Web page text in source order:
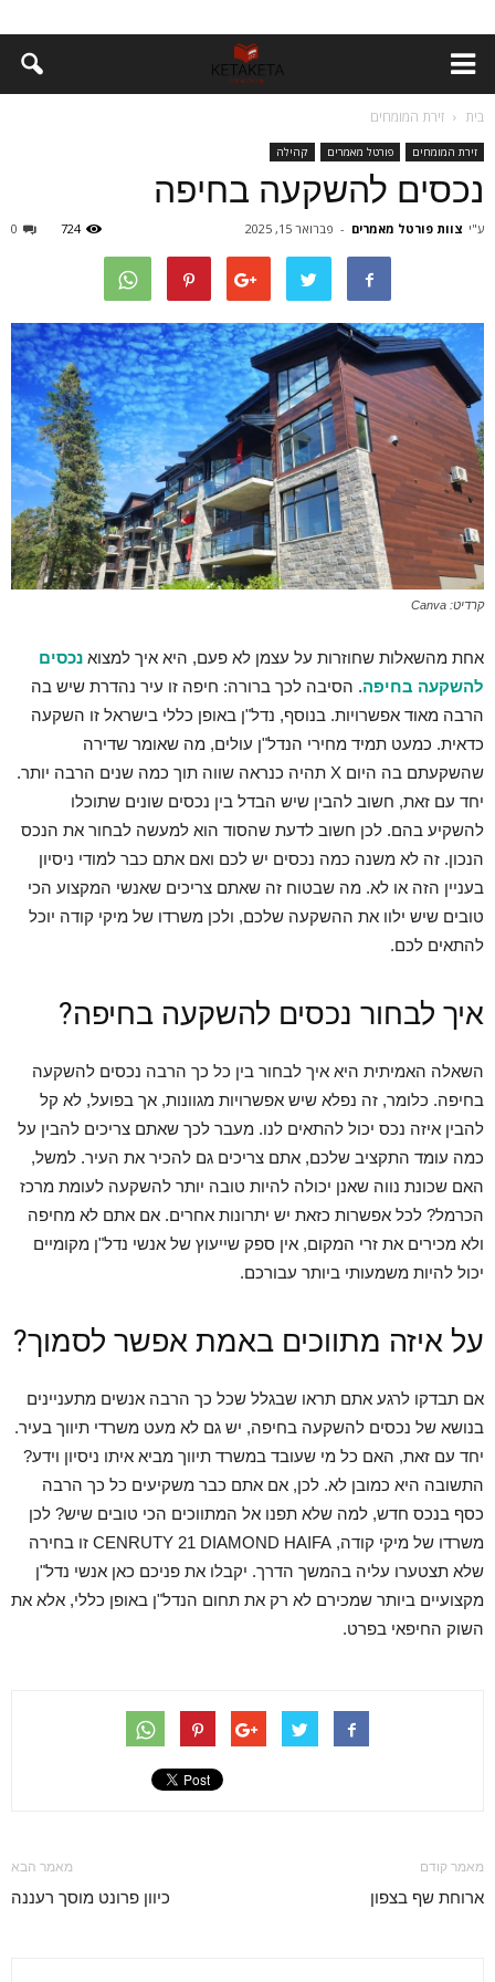
בית זירת המומחים
זירת המומחים פורטל מאמרים קהילה
נכסים להשקעה בחיפה
ע"י צוות פורטל מאמרים - פברואר 15, 2025 0 724
קרדיט: Canva
אחת מהשאלות שחוזרות על עצמן לא פעם, היא איך למצוא נכסים
להשקעה בחיפה. הסיבה לכך ברורה: חיפה זו עיר נהדרת שיש בה
הרבה מאוד אפשרויות. בנוסף, נדל"ן באופן כללי בישראל זו השקעה
כדאית. כמעט תמיד מחירי הנדל"ן עולים, מה שאומר שדירה
שהשקעתם בה היום X תהיה כנראה שווה תוך כמה שנים הרבה יותר.
יחד עם זאת, חשוב להבין שיש הבדל בין נכסים שונים שתוכלו
להשקיע בהם. לכן חשוב לדעת שהסוד הוא למעשה לבחור את הנכס
הנכון. זה לא משנה כמה נכסים יש לכם ואם אתם כבר למודי ניסיון
בעניין הזה או לא. מה שבטוח זה שאתם צריכים שאנשי המקצוע הכי
טובים שיש ילוו את ההשקעה שלכם, ולכן משרדו של מיקי קודה יוכל
להתאים לכם.
איך לבחור נכסים להשקעה בחיפה?
השאלה האמיתית היא איך לבחור בין כל כך הרבה נכסים להשקעה
בחיפה. כלומר, זה נפלא שיש אפשרויות מגוונות, אך בפועל, לא קל
להבין איזה נכס יכול להתאים לנו. מעבר לכך שאתם צריכים להבין על
כמה עומד התקציב שלכם, אתם צריכים גם להכיר את העיר. למשל,
האם שכונת נווה שאנן יכולה להיות טובה יותר להשקעה לעומת מרכז
הכרמל? לכל אפשרות כזאת יש יתרונות אחרים. אם אתם לא מחיפה
ולא מכירים את זרי המקום, אין ספק שייעוץ של אנשי נדל"ן מקומיים
יכול להיות משמעותי ביותר עבורכם.
על איזה מתווכים באמת אפשר לסמוך?
אם תבדקו לרגע אתם תראו שבגלל שכל כך הרבה אנשים מתעניינים
בנושא של נכסים להשקעה בחיפה, יש גם לא מעט משרדי תיווך בעיר.
יחד עם זאת, האם כל מי שעובד במשרד תיווך מביא איתו ניסיון וידע?
התשובה היא כמובן לא. לכן, אם אתם כבר משקיעים כל כך הרבה
כסף בנכס חדש, למה שלא תפנו אל המתווכים הכי טובים שיש? לכן
משרדו של מיקי קודה, CENRUTY 21 DIAMOND HAIFA זו בחירה
שלא תצטערו עליה בהמשך הדרך. יקבלו את פניכם כאן אנשי נדל"ן
מקצועיים ביותר שמכירם לא רק את תחום הנדל"ן באופן כללי, אלא את
השוק החיפאי בפרט.
מאמר קודם
ארוחת שף בצפון
מאמר הבא
כיוון פרונט מוסך רעננה